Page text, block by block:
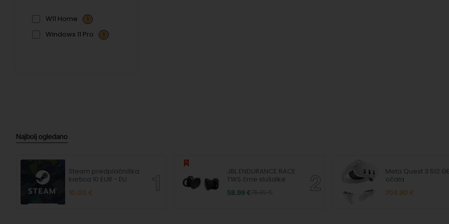
W11 Home 1
Windows 11 Pro 1
Najbolj ogledano
Steam predplačniška
kartica 10 EUR - EU
10.00 €
JBL ENDURANCE RACE
TWS črne slušalke
58.99 €
Meta Quest 3 512 GB VR
očala
704.90 €